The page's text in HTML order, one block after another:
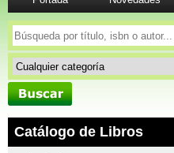
Catálogo de Libros